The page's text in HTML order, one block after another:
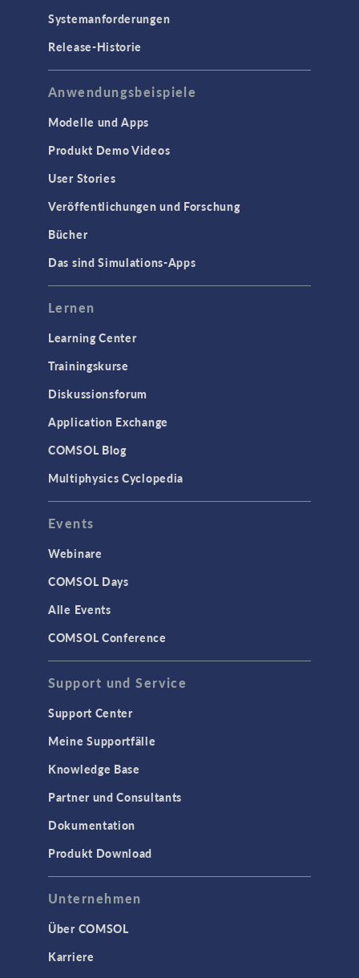
Systemanforderungen
Release-Historie
Anwendungsbeispiele
Modelle und Apps
Produkt Demo Videos
User Stories
Veröffentlichungen und Forschung
Bücher
Das sind Simulations-Apps
Lernen
Learning Center
Trainingskurse
Diskussionsforum
Application Exchange
COMSOL Blog
Multiphysics Cyclopedia
Events
Webinare
COMSOL Days
Alle Events
COMSOL Conference
Support und Service
Support Center
Meine Supportfälle
Knowledge Base
Partner und Consultants
Dokumentation
Produkt Download
Unternehmen
Über COMSOL
Karriere